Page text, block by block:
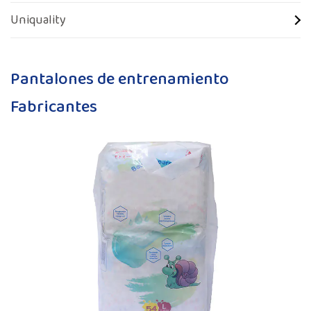
Pantalones de entrenamiento
Fabricantes
Uniquality